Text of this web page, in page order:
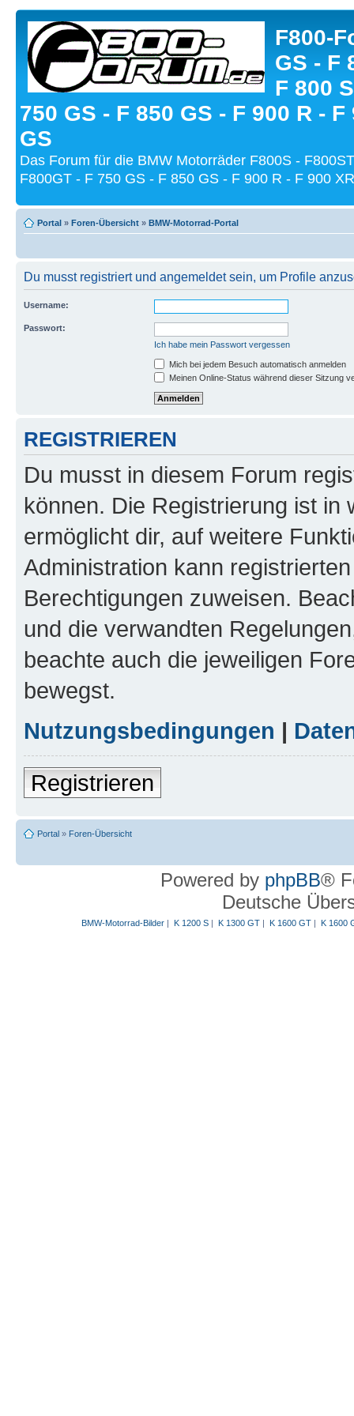
F800-
GS - F
F 800
750 GS - F 850 GS - F 900 R - F
GS
Das Forum für die BMW Motorräder F800S -
F800GT - F 750 GS - F 850 GS - F 900 R - F 900
Portal » Foren-Übersicht » BMW-Motorrad-Portal
Du musst registriert und angemeldet sein, um Profile
Username:
Passwort:
Ich habe mein Passwort vergessen
Mich bei jedem Besuch automatisch anmelden
Meinen Online-Status während dieser Sitzung
REGISTRIEREN
Du musst in diesem Forum
können. Die Registrierung ist in
ermöglicht dir, auf weitere
Administration kann
Berechtigungen zuweisen.
und die verwandten
beachte auch die jeweiligen
bewegst.
Nutzungsbedingungen |
Registrieren
Portal » Foren-Übersicht
Powered by phpBB®
Deutsche
BMW-Motorrad-Bilder| K 1200 S| K 1300 GT| K 1600 GT| K 1600